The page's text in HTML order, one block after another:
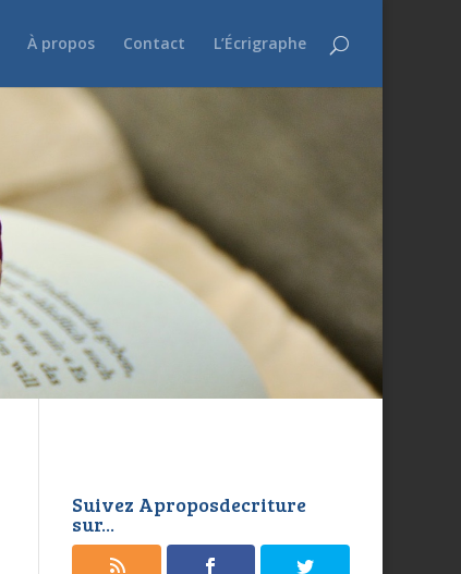
À propos Contact L’Écrigraphe
Suivez Aproposdecriture
sur...